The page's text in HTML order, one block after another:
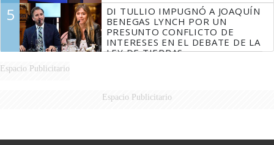
5
DI TULLIO IMPUGNÓ A JOAQUÍN
BENEGAS LYNCH POR UN
PRESUNTO CONFLICTO DE
INTERESES EN EL DEBATE DE LA
LEY DE TIERRAS
Espacio Publicitario
Espacio Publicitario